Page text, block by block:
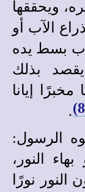
ويحققها
الآب أو
بسط يده
بذلك
إيانا
.
الرسول:
النور،
نورًا